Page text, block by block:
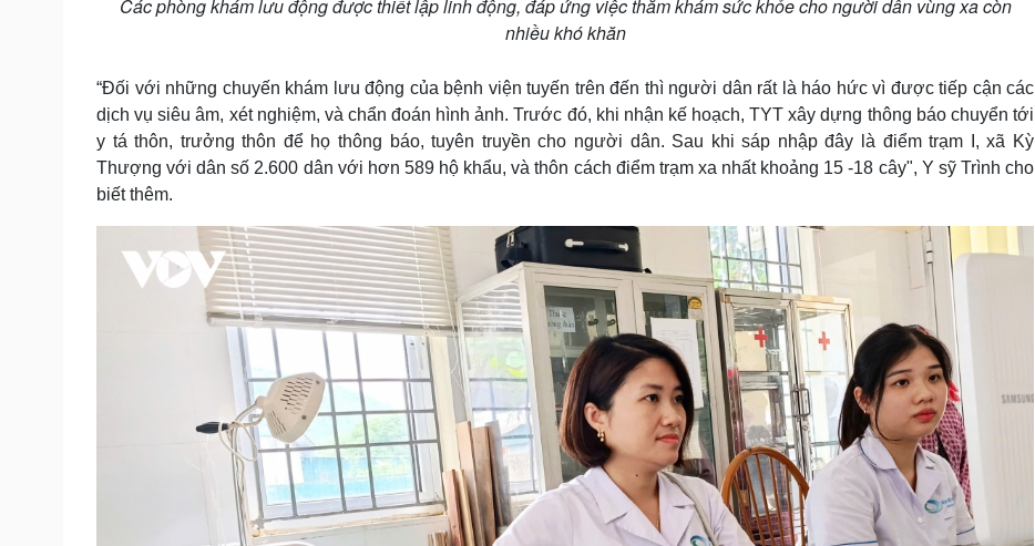
Các phòng khám lưu động được thiết lập linh động, đáp ứng việc thăm khám sức khỏe cho người dân vùng xa còn
nhiều khó khăn
“Đối với những chuyến khám lưu động của bệnh viện tuyến trên đến thì người dân rất là háo hức vì được tiếp cận các
dịch vụ siêu âm, xét nghiệm, và chẩn đoán hình ảnh. Trước đó, khi nhận kế hoạch, TYT xây dựng thông báo chuyển tới
y tá thôn, trưởng thôn để họ thông báo, tuyên truyền cho người dân. Sau khi sáp nhập đây là điểm trạm I, xã Kỳ
Thượng với dân số 2.600 dân với hơn 589 hộ khẩu, và thôn cách điểm trạm xa nhất khoảng 15 -18 cây", Y sỹ Trình cho
biết thêm.